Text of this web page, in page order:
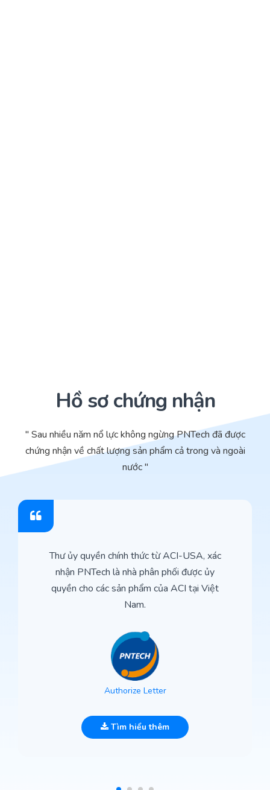
Hồ sơ chứng nhận
" Sau nhiều năm nổ lực không ngừng PNTech đã được
chứng nhận về chất lượng sản phẩm cả trong và ngoài
nước "
Thư ủy quyền chính thức từ ACI-USA, xác
nhận PNTech là nhà phân phối được ủy
quyền cho các sản phẩm của ACI tại Việt
Nam.
Authorize Letter
Tìm hiểu thêm